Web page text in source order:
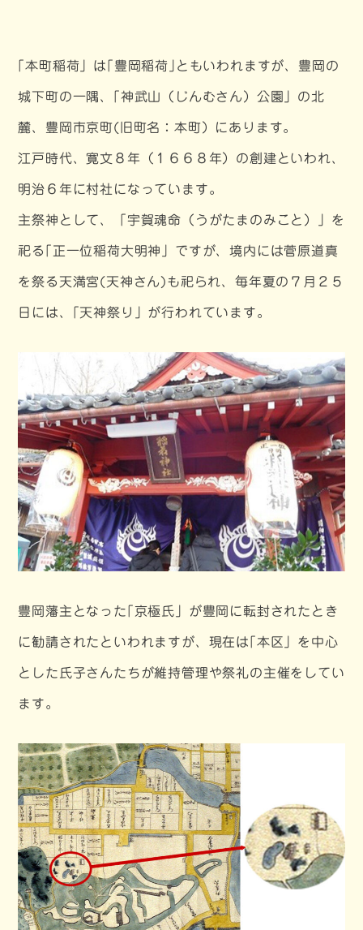
｢本町稲荷」は｢豊岡稲荷｣ともいわれますが、豊岡の
城下町の一隅、｢神武山（じんむさん）公園」の北
麓、豊岡市京町(旧町名：本町）にあります。
江戸時代、寛文８年（１６６８年）の創建といわれ、
明治６年に村社になっています。
主祭神として、「宇賀魂命（うがたまのみこと）」を
祀る｢正一位稲荷大明神」ですが、境内には菅原道真
を祭る天満宮(天神さん)も祀られ、毎年夏の７月２５
日には、｢天神祭り」が行われています。
豊岡藩主となった｢京極氏」が豊岡に転封されたとき
に勧請されたといわれますが、現在は｢本区」を中心
とした氏子さんたちが維持管理や祭礼の主催をしてい
ます。